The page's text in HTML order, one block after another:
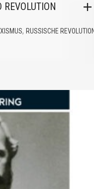
, RUSSISCHE